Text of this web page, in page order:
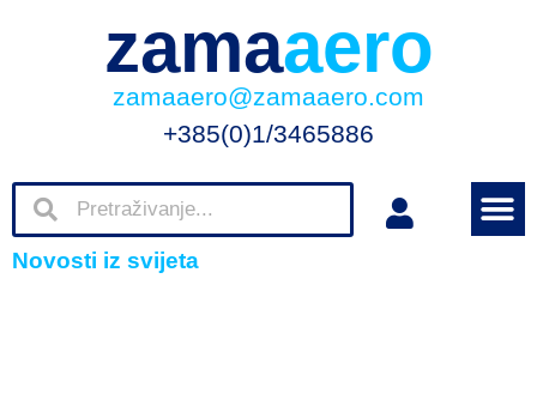
zamaaero
zamaaero@zamaaero.com
+385(0)1/3465886
Novosti iz svijeta